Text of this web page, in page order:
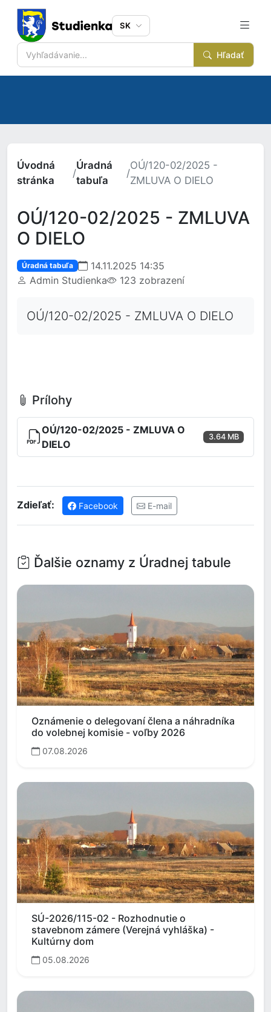
Hľadať
SK
Úvodná
stránka
/
Úradná
tabuľa
/
OÚ/120-02/2025 -
ZMLUVA O DIELO
OÚ/120-02/2025 - ZMLUVA
O DIELO
Úradná tabuľa
14.11.2025 14:35
Admin Studienka
123 zobrazení
OÚ/120-02/2025 - ZMLUVA O DIELO
Prílohy
OÚ/120-02/2025 - ZMLUVA O
DIELO
3.64 MB
Zdieľať: Facebook E-mail
Ďalšie oznamy z Úradnej tabule
Oznámenie o delegovaní člena a náhradníka
do volebnej komisie - voľby 2026
07.08.2026
SÚ-2026/115-02 - Rozhodnutie o
stavebnom zámere (Verejná vyhláška) -
Kultúrny dom
05.08.2026